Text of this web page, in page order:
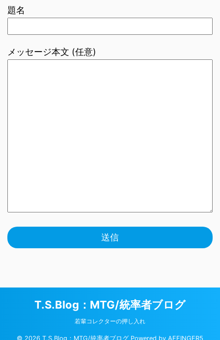
題名
メッセージ本文 (任意)
T.S.Blog：MTG/統率者ブログ
若輩コレクターの押し入れ
© 2026 T.S.Blog：MTG/統率者ブログ Powered by AFFINGER5